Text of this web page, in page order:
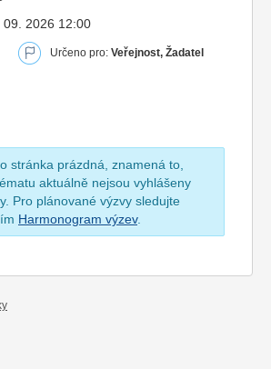
09. 2026 12:00
Určeno pro: Veřejnost, Žadatel
stránka prázdná, znamená to,
aktuálně nejsou vyhlášeny
Pro plánované výzvy sledujte
Harmonogram výzev.